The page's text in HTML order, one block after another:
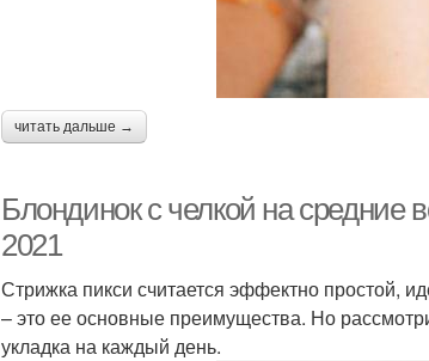
читать дальше →
Блондинок с челкой на средние
2021
Стрижка пикси считается эффектно простой,
– это ее основные преимущества. Но
укладка на каждый день.